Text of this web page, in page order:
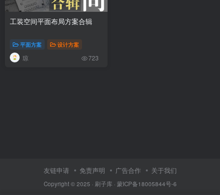
工装空间平面布局方案合辑
平面方案 设计方案
琼 723
友链申请 免责声明 广告合作 关于我们
Copyright © 2025 · 刷子库 · 蒙ICP备18005844号-6